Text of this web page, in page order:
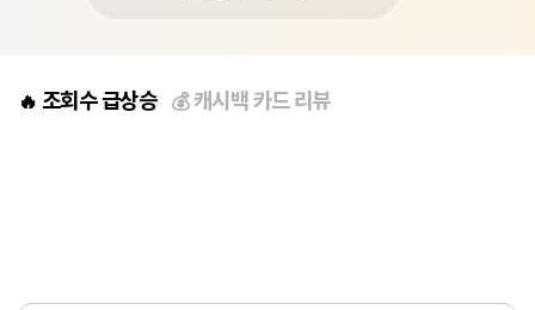
🔥 조회수 급상승 💰캐시백 카드 리뷰